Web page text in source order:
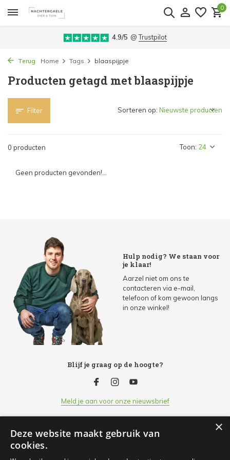
0
4.9/5 @Trustpilot
Terug Home Tags blaaspijpje
Producten getagd met blaaspijpje
Filter
0 producten Toon:
Sorteren op:
Geen producten gevonden!...
Hulp nodig? We staan voor
je klaar!
Aarzel niet om ons te
contacteren via e-mail,
telefoon of kom gewoon langs
in onze winkel!
Blijf je graag op de hoogte?
Meld je aan voor onze nieuwsbrief
Klantenservice
×
Deze website maakt gebruik van
cookies.